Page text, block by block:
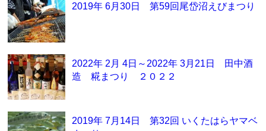
2019年 6月30日 第59回尾岱沼えびまつり
2022年 2月 4日～2022年 3月21日 田中酒
造 糀まつり ２０２２
2019年 7月14日 第32回 いくたはらヤマベ